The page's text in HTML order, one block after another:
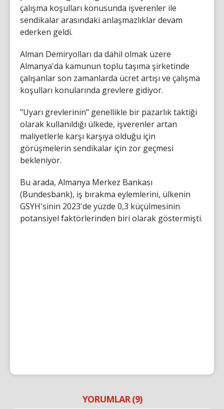
çalışma koşulları konusunda işverenler ile
sendikalar arasındaki anlaşmazlıklar devam
ederken geldi.
Alman Demiryolları da dahil olmak üzere
Almanya'da kamunun toplu taşıma şirketinde
çalışanlar son zamanlarda ücret artışı ve çalışma
koşulları konularında grevlere gidiyor.
"Uyarı grevlerinin" genellikle bir pazarlık taktiği
olarak kullanıldığı ülkede, işverenler artan
maliyetlerle karşı karşıya olduğu için
görüşmelerin sendikalar için zor geçmesi
bekleniyor.
Bu arada, Almanya Merkez Bankası
(Bundesbank), iş bırakma eylemlerini, ülkenin
GSYH'sinin 2023'de yüzde 0,3 küçülmesinin
potansiyel faktörlerinden biri olarak göstermişti.
YORUMLAR (9)